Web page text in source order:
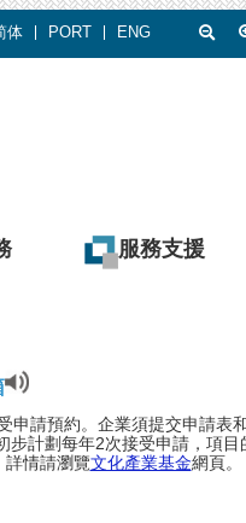
体 PORT ENG
服務支援
申請預約。企業須提交申請表
步計劃每年2次接受申請，項目
詳情請瀏覽文化產業基金網頁。